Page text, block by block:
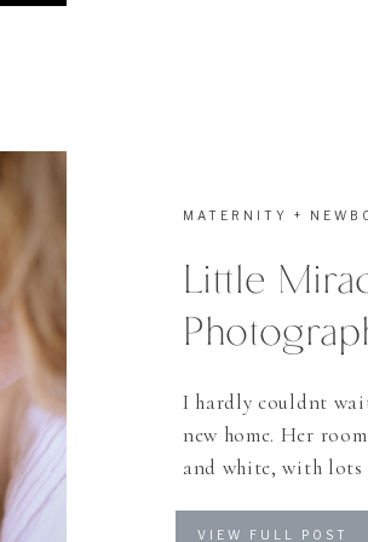
I hardly couldnt
new home. Her
and white, with lots
Elin herself slept
Little
MATERNITY +
VIEW FULL POST